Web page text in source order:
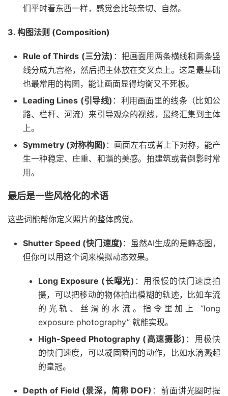
们平时看东西一样，感觉会比较亲切、自然。
3. 构图法则 (Composition)
Rule of Thirds (三分法) ：把画面用两条横线和两条竖
线分成九宫格，然后把主体放在交叉点上。这是最基础
也最常用的构图，能让画面显得均衡又不死板。
Leading Lines (引导线) ：利用画面里的线条（比如公
路、栏杆、河流）来引导观众的视线，最终汇集到主体
上。
Symmetry (对称构图) ：画面左右或者上下对称，能产
生一种稳定、庄重、和谐的美感。拍建筑或者倒影时常
用。
最后是一些风格化的术语
这些词能帮你定义照片的整体感觉。
Shutter Speed (快门速度) ：虽然AI生成的是静态图，
但你可以用这个词来模拟动态效果。
Long Exposure (长曝光) ：用很慢的快门速度拍
摄，可以把移动的物体拍出模糊的轨迹，比如车流
的光轨、丝滑的水流。指令里加上 “long
exposure photography” 就能实现。
High-Speed Photography (高速摄影) ：用极快
的快门速度，可以凝固瞬间的动作，比如水滴溅起
的皇冠。
Depth of Field (景深，简称 DOF) ：前面讲光圈时提